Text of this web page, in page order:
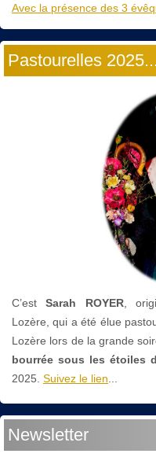
Avec la présence des 3
Pastourelles
C’estSarah ROYER,
Lozère, qui a été élue
Lozère lors de la grande
bourrée sous les étoiles
2025. Suivez le lien
Newsletter